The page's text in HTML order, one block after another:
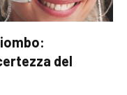
del